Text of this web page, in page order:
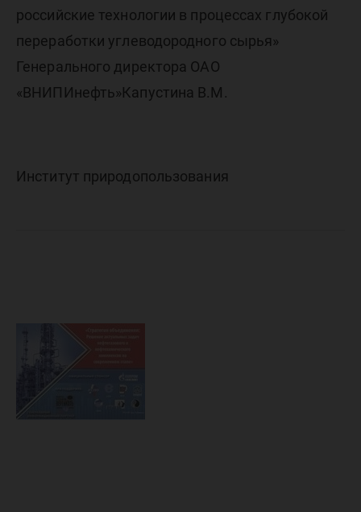
российские технологии в процессах глубокой
переработки углеводородного сырья»
Генерального директора ОАО
«ВНИПИнефть»Капустина В.М.
Институт природопользования